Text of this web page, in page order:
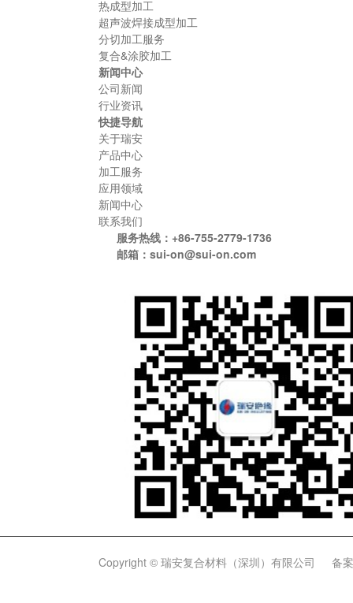
热成型加工
超声波焊接成型加工
分切加工服务
复合&涂胶加工
新闻中心
公司新闻
行业资讯
快捷导航
关于瑞安
产品中心
加工服务
应用领域
新闻中心
联系我们
服务热线：+86-755-2779-1736
邮箱：sui-on@sui-on.com
Copyright © 瑞安复合材料（深圳）有限公司 备